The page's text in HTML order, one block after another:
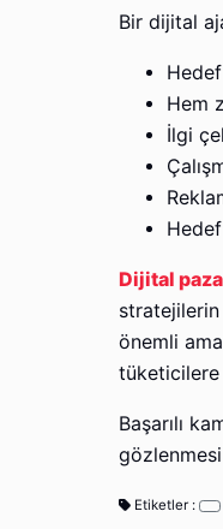
Bir dijital
Hem
İlgi
Dijital
önemli
tüketicilere
Başarılı
Etiketler :